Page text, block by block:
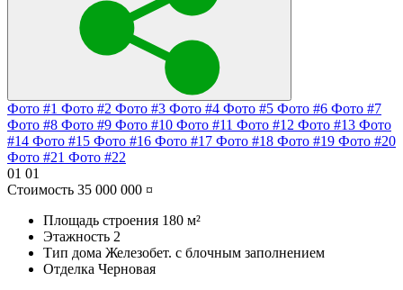
Фото #1 Фото #2 Фото #3 Фото #4 Фото #5 Фото #6 Фото #7
Фото #8 Фото #9 Фото #10 Фото #11 Фото #12 Фото #13 Фото
#14 Фото #15 Фото #16 Фото #17 Фото #18 Фото #19 Фото #20
Фото #21 Фото #22
01 01
Стоимость 35 000 000 ¤
Площадь строения 180 м²
Этажность 2
Тип дома Железобет. с блочным заполнением
Отделка Черновая